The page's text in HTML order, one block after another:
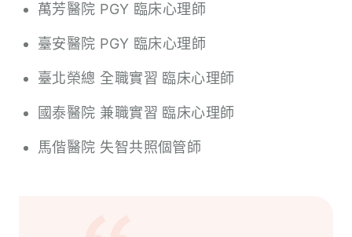
萬芳醫院 PGY 臨床心理師
臺安醫院 PGY 臨床心理師
臺北榮總 全職實習 臨床心理師
國泰醫院 兼職實習 臨床心理師
馬偕醫院 失智共照個管師